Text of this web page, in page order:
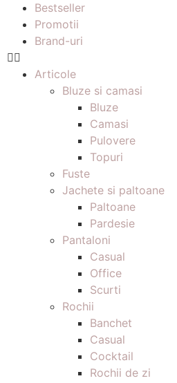
Bestseller
Promotii
Brand-uri
Articole
Bluze si camasi
Bluze
Camasi
Pulovere
Topuri
Fuste
Jachete si paltoane
Paltoane
Pardesie
Pantaloni
Casual
Office
Scurti
Rochii
Banchet
Casual
Cocktail
Rochii de zi